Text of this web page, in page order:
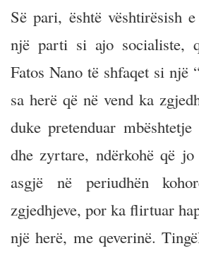
Së pari, është vështirësish
një parti si ajo socialiste,
Fatos Nano të shfaqet si një
sa herë që në vend ka
duke pretenduar
dhe zyrtare, ndërkohë që jo
asgjë në periudhën
zgjedhjeve, por ka flirtuar
një herë, me qeverinë.